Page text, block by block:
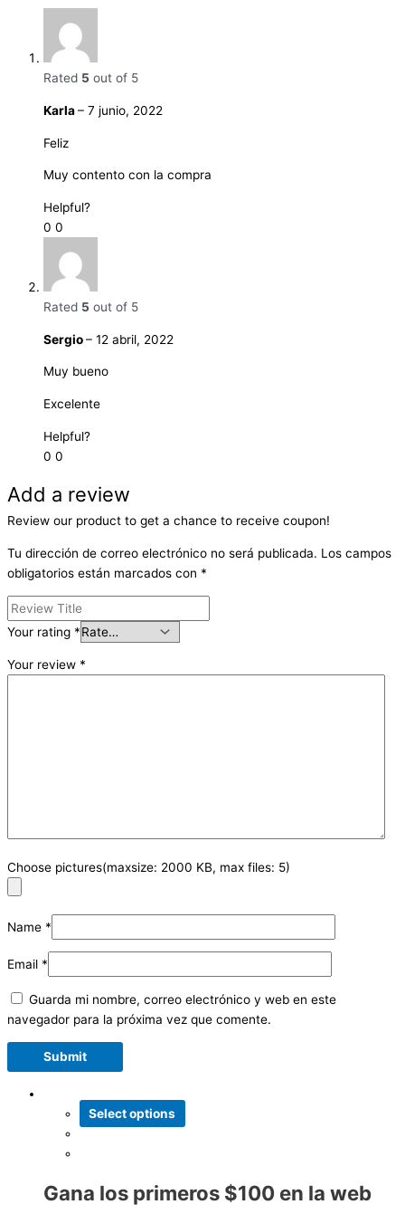
Rated 5 out of 5
Karla– 7 junio, 2022
Feliz
Muy contento con la compra
Helpful?
0 0
Rated 5 out of 5
Sergio– 12 abril, 2022
Muy bueno
Excelente
Helpful?
0 0
Add a review
Review our product to get a chance to receive coupon!
Tu dirección de correo electrónico no será publicada. Los campos
obligatorios están marcados con *
Your rating *
Your review *
Choose pictures(maxsize: 2000 KB, max files: 5)
Name *
Email *
Guarda mi nombre, correo electrónico y web en este
navegador para la próxima vez que comente.
Select options
Gana los primeros $100 en la web